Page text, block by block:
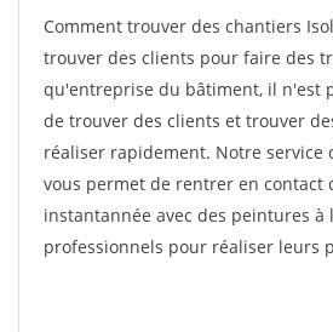
Comment trouver des chantiers
trouver des clients pour faire des
qu'entreprise du bâtiment, il n'est
de trouver des clients et trouver
réaliser rapidement. Notre service
vous permet de rentrer en contact
instantannée avec des peintures à
professionnels pour réaliser leurs